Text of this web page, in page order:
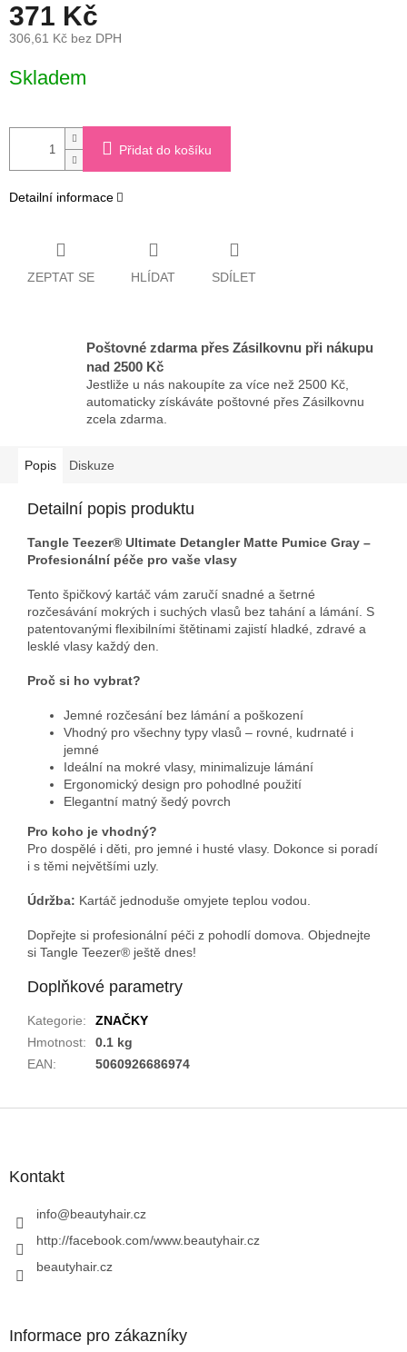
371 Kč
306,61 Kč bez DPH
cena:
Skladem
Přidat do košíku
Detailní informace
ZEPTAT SE HLÍDAT SDÍLET
Poštovné zdarma přes Zásilkovnu při nákupu
nad 2500 Kč
Jestliže u nás nakoupíte za více než 2500 Kč,
automaticky získáváte poštovné přes Zásilkovnu
zcela zdarma.
Popis Diskuze
Detailní popis produktu
Tangle Teezer® Ultimate Detangler Matte Pumice Gray –
Profesionální péče pro vaše vlasy
Tento špičkový kartáč vám zaručí snadné a šetrné
rozčesávání mokrých i suchých vlasů bez tahání a lámání. S
patentovanými flexibilními štětinami zajistí hladké, zdravé a
lesklé vlasy každý den.
Proč si ho vybrat?
Jemné rozčesání bez lámání a poškození
Vhodný pro všechny typy vlasů – rovné, kudrnaté i
jemné
Ideální na mokré vlasy, minimalizuje lámání
Ergonomický design pro pohodlné použití
Elegantní matný šedý povrch
Pro koho je vhodný?
Pro dospělé i děti, pro jemné i husté vlasy. Dokonce si poradí
i s těmi největšími uzly.
Údržba: Kartáč jednoduše omyjete teplou vodou.
Dopřejte si profesionální péči z pohodlí domova. Objednejte
si Tangle Teezer® ještě dnes!
Doplňkové parametry
Kategorie:
ZNAČKY
Hmotnost:
0.1 kg
EAN: 5060926686974
Kontakt
info@beautyhair.cz
http://facebook.com/www.beautyhair.cz
beautyhair.cz
Informace pro zákazníky